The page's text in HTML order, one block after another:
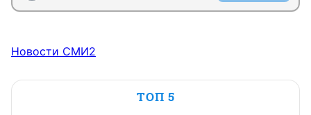
Новости СМИ2
ТОП 5